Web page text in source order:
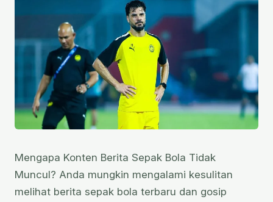
Mengapa Konten Berita Sepak Bola Tidak
Muncul? Anda mungkin mengalami kesulitan
melihat berita sepak bola terbaru dan gosip